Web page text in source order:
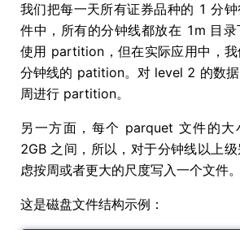
我们把每一天所有证券品种的 1 分
件中，所有的分钟线都放在 1m 目
使用 partition，但在实际应用中，
分钟线的 patition。对 level 2 的数
周进行 partition。
另一方面，每个 parquet 文件的
2GB 之间，所以，对于分钟线以上
虑按周或者更大的尺度写入一个文件。
这是磁盘文件结构示例：